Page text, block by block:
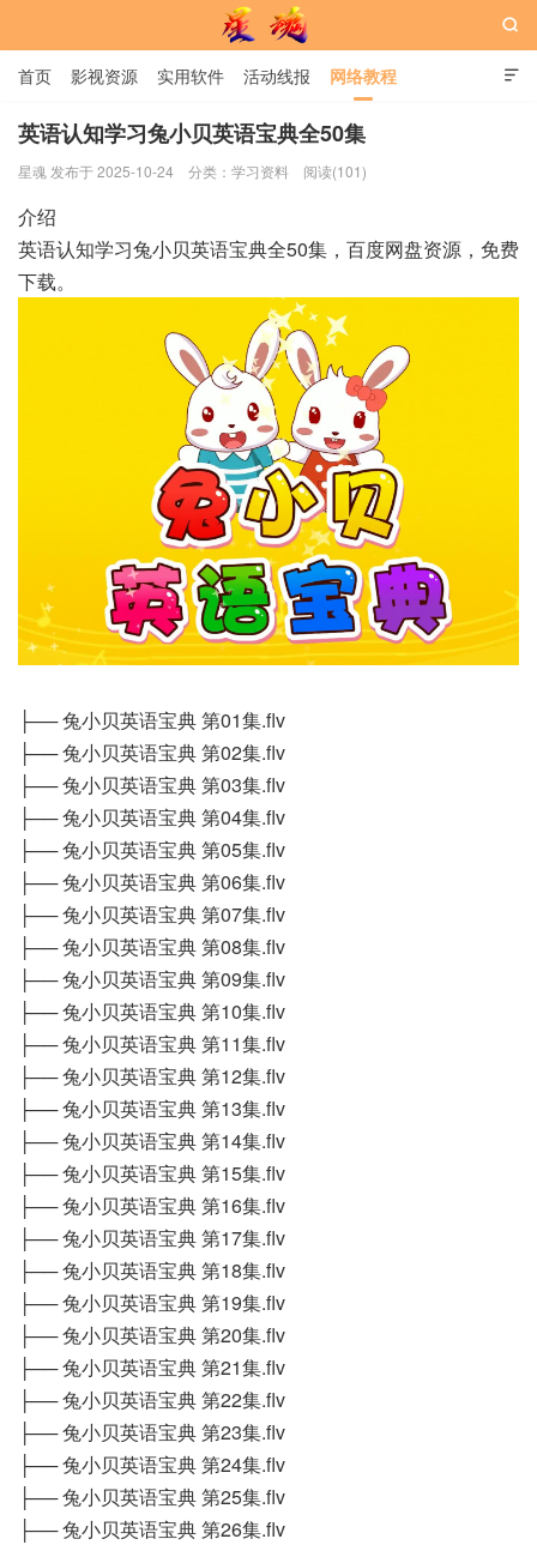

首页 影视资源 实用软件 活动线报 网络教程
用户中心 书籍 娱乐

英语认知学习兔小贝英语宝典全50集
星魂 发布于 2025-10-24 分类： 学习资料 阅读(101)
介绍
英语认知学习兔小贝英语宝典全50集，百度网盘资源，免费
下载。
├── 兔小贝英语宝典 第01集.flv
├── 兔小贝英语宝典 第02集.flv
├── 兔小贝英语宝典 第03集.flv
├── 兔小贝英语宝典 第04集.flv
├── 兔小贝英语宝典 第05集.flv
├── 兔小贝英语宝典 第06集.flv
├── 兔小贝英语宝典 第07集.flv
├── 兔小贝英语宝典 第08集.flv
├── 兔小贝英语宝典 第09集.flv
├── 兔小贝英语宝典 第10集.flv
├── 兔小贝英语宝典 第11集.flv
├── 兔小贝英语宝典 第12集.flv
├── 兔小贝英语宝典 第13集.flv
├── 兔小贝英语宝典 第14集.flv
├── 兔小贝英语宝典 第15集.flv
├── 兔小贝英语宝典 第16集.flv
├── 兔小贝英语宝典 第17集.flv
├── 兔小贝英语宝典 第18集.flv
├── 兔小贝英语宝典 第19集.flv
├── 兔小贝英语宝典 第20集.flv
├── 兔小贝英语宝典 第21集.flv
├── 兔小贝英语宝典 第22集.flv
├── 兔小贝英语宝典 第23集.flv
├── 兔小贝英语宝典 第24集.flv
├── 兔小贝英语宝典 第25集.flv
├── 兔小贝英语宝典 第26集.flv